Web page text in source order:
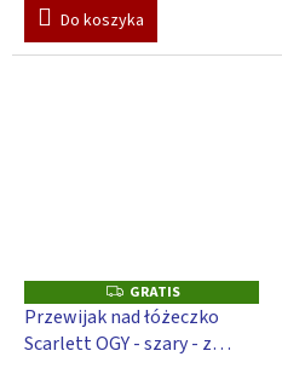
Do koszyka
G
R
A
T
GRATIS
Przewijak nad łóżeczko
Scarlett OGY - szary - z